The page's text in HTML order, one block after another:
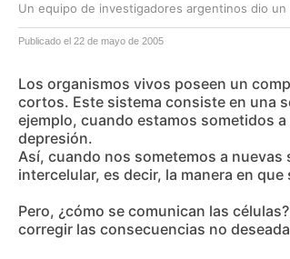
Un equipo de investigadores argentinos dio
Publicado el 22 de mayo de 2005
Los organismos vivos poseen un
cortos. Este sistema consiste en una
ejemplo, cuando estamos sometidos
depresión.
Así, cuando nos sometemos a
intercelular, es decir, la manera en
Pero, ¿cómo se comunican las
corregir las consecuencias no